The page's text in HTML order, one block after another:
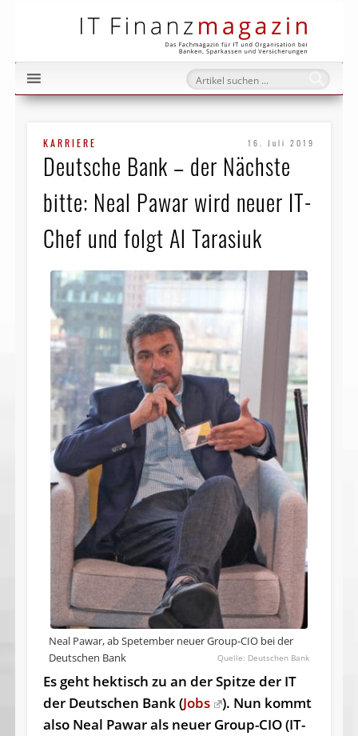
KARRIERE 16. Juli 2019
Deutsche Bank – der Nächste
bitte: Neal Pawar wird neuer IT-
Chef und folgt Al Tarasiuk
Neal Pawar, ab Spetember neuer Group-CIO bei der
Deutschen Bank
Deutschen Bank
Es geht hektisch zu an der Spitze der IT
der Deutschen Bank (Jobs
). Nun kommt
also Neal Pawar als neuer Group-CIO (IT-